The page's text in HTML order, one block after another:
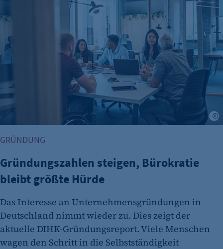
Gründungszahlen steigen, Bürokratie bleibt größte Hürde
GRÜNDUNG
Gründungszahlen steigen, Bürokratie
bleibt größte Hürde
Das Interesse an Unternehmensgründungen in
Deutschland nimmt wieder zu. Dies zeigt der
aktuelle DIHK-Gründungsreport. Viele Menschen
wagen den Schritt in die Selbstständigkeit